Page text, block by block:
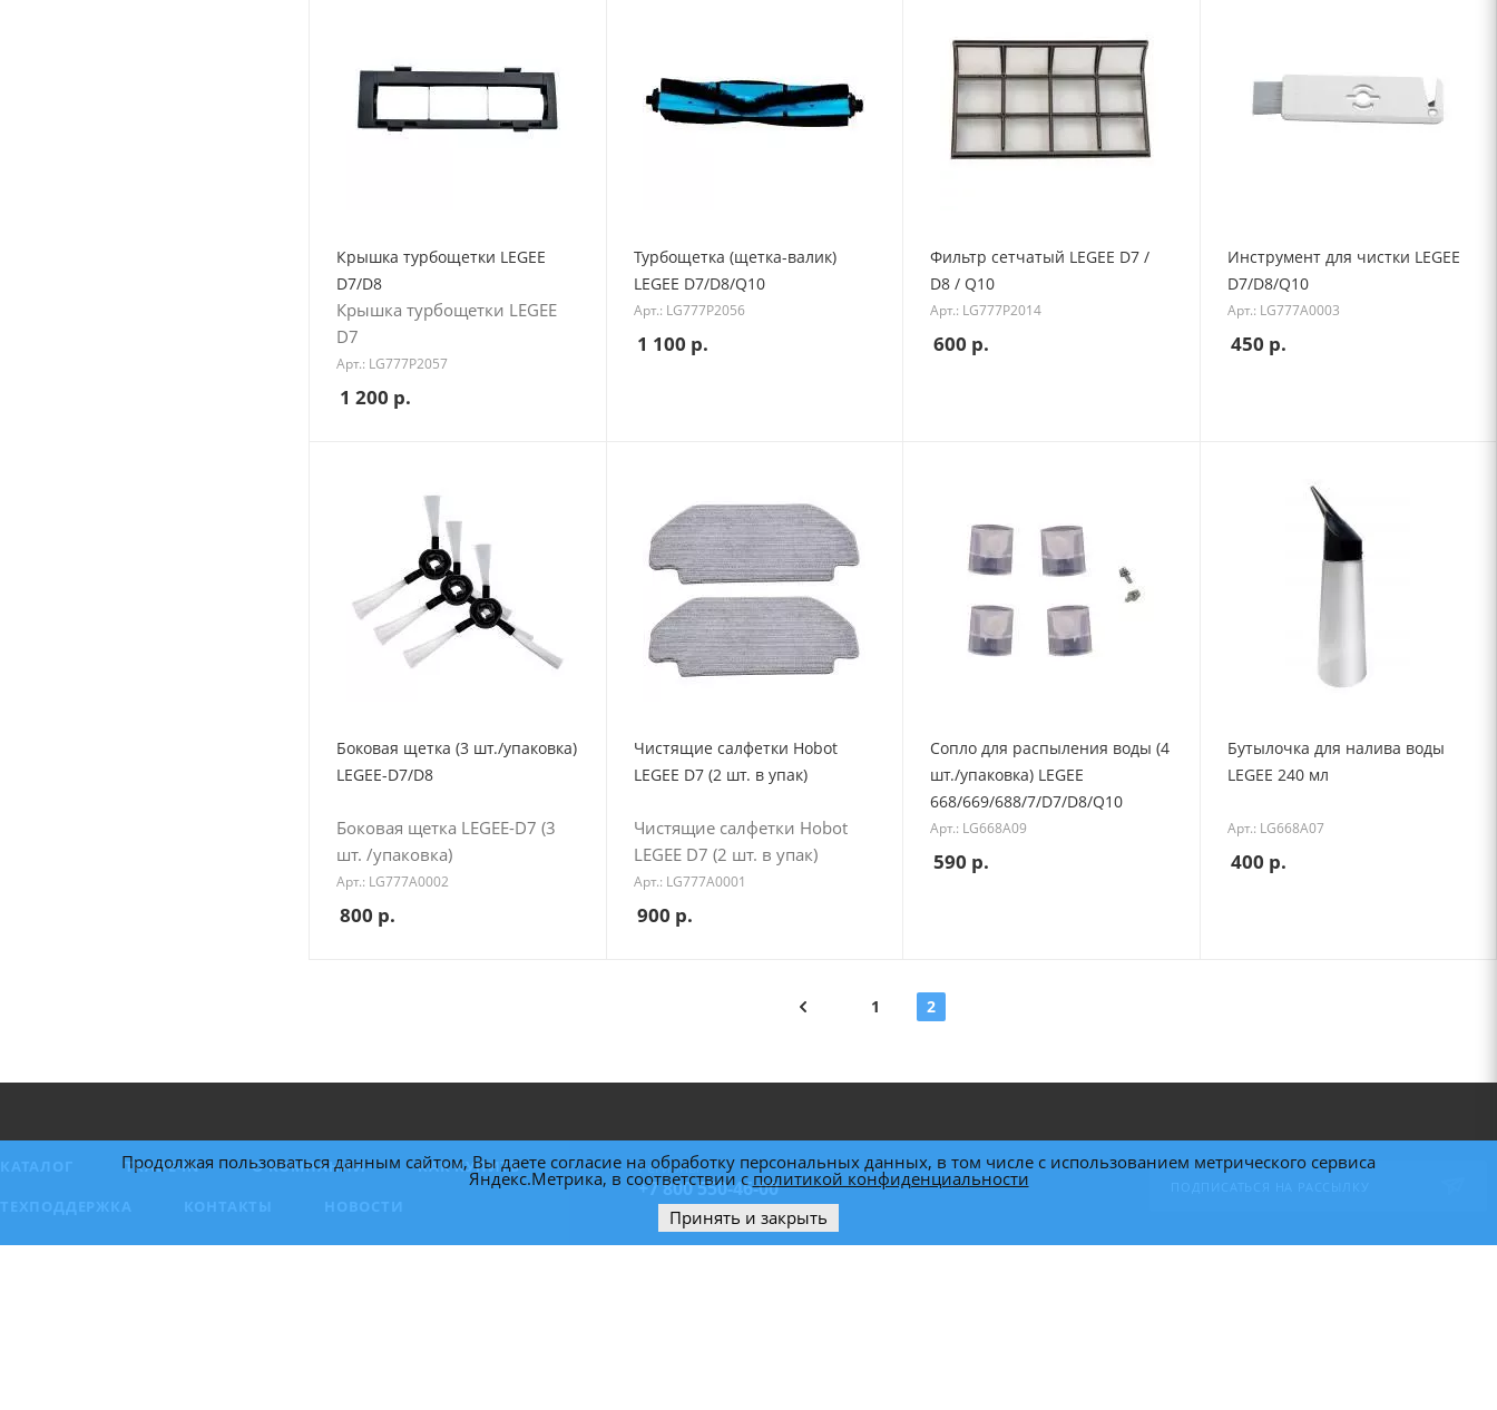
Крышка турбощетки LEGEE
D7/D8
Крышка турбощетки LEGEE
D7
Арт.: LG777P2057
1 200 р.
Турбощетка (щетка-валик)
LEGEE D7/D8/Q10
Арт.: LG777P2056
1 100 р.
Фильтр сетчатый LEGEE D7 /
D8 / Q10
Арт.: LG777P2014
600 р.
Инструмент для чистки LEGEE
D7/D8/Q10
Арт.: LG777A0003
450 р.
Боковая щетка (3 шт./упаковка)
LEGEE-D7/D8
Боковая щетка LEGEE-D7 (3
шт. /упаковка)
Арт.: LG777A0002
800 р.
Чистящие салфетки Hobot
LEGEE D7 (2 шт. в упак)
Чистящие салфетки Hobot
LEGEE D7 (2 шт. в упак)
Арт.: LG777A0001
900 р.
Сопло для распыления воды (4
шт./упаковка) LEGEE
668/669/688/7/D7/D8/Q10
Арт.: LG668A09
590 р.
Бутылочка для налива воды
LEGEE 240 мл
Арт.: LG668A07
400 р.
1 2
TRADE-IN О КОМПАНИИ
КАК КУПИТЬ
Регионы
+7 800 550-46-00
Продолжая пользоваться данным сайтом, Вы даете согласие на обработку персональных данных, в том числе с использованием метрического сервиса
Яндекс.Метрика, в соответствии с политикой конфиденциальности
Принять и закрыть